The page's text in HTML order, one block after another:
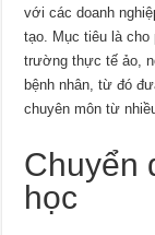
với các doanh
tạo. Mục tiêu là cho
trường thực tế ảo,
bệnh nhân, từ đó
chuyên môn từ
Chuyển
học